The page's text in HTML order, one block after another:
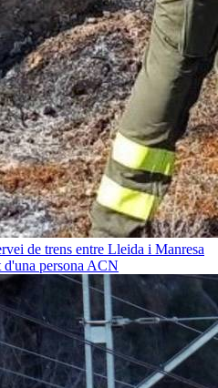
de trens entre Lleida i Manresa
persona ACN